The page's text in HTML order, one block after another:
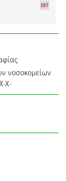
νοσοκομείων